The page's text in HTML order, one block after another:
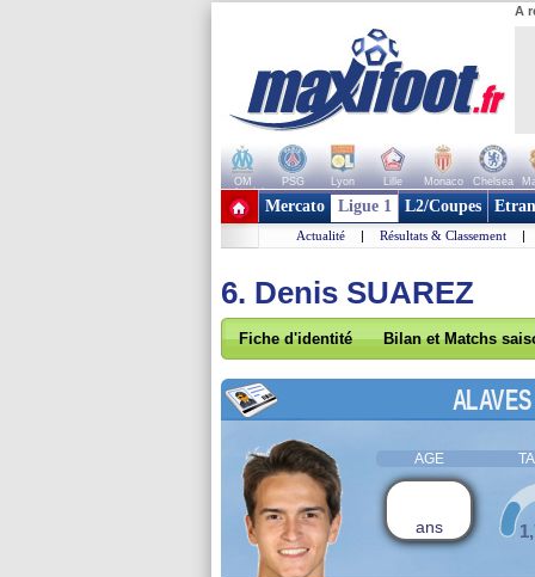
A
OM PSG Lyon Lille Monaco Chelsea
+ de clubs
Mercato Ligue 1 L2/Coupes
Actualité | Résultats & Classement |
6. Denis SUAREZ
Fiche d'identité Bilan et Matchs
ALAVES
AGE
ans